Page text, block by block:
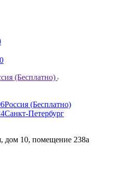
0
(Бесплатно)
Россия (Бесплатно)
Санкт-Петербург
дом 10, помещение 238а